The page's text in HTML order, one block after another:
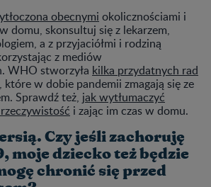
obecnymi okolicznościami i
domu, skonsultuj się z lekarzem,
a z przyjaciółmi i rodziną
z mediów
WHO stworzyła kilka przydatnych rad
, które w dobie pandemii zmagają się ze
Sprawdź też, jak wytłumaczyć
i zając im czas w domu.
Czy jeśli zachoruję
moje dziecko też będzie
chronić się przed